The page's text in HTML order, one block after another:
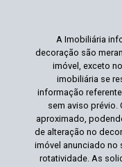
A Imobiliária
decoração são
imóvel, exceto
imobiliária se
informação
sem aviso prévio.
aproximado,
de alteração no
imóvel anunciado no
rotatividade. As